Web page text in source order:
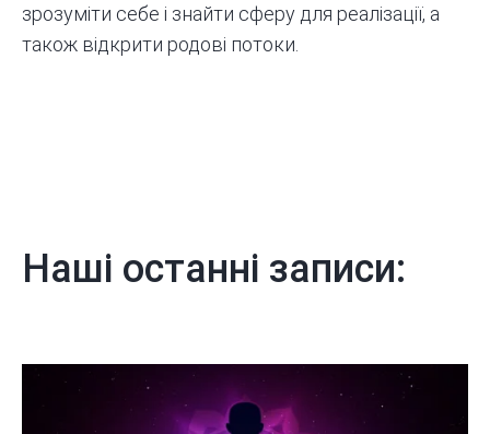
зрозуміти себе і знайти сферу для реалізації, а
також відкрити родові потоки.
Наші останні записи: